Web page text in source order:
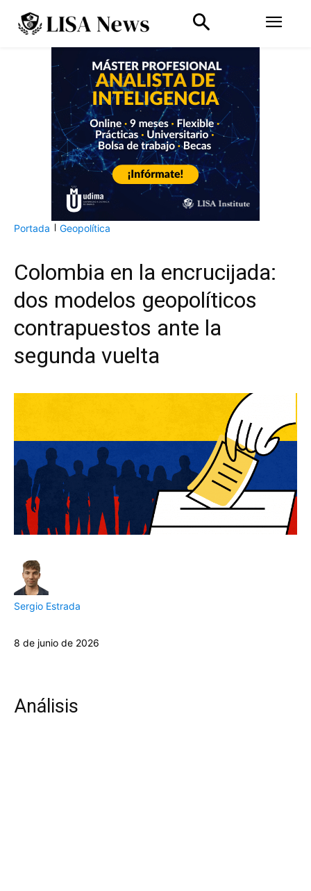
Portada Geopolítica
Colombia en la encrucijada:
dos modelos geopolíticos
contrapuestos ante la
segunda vuelta
Sergio Estrada
8 de junio de 2026
Análisis